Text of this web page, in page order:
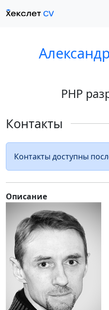
PHP
Контакты
Контакты доступны
Описание